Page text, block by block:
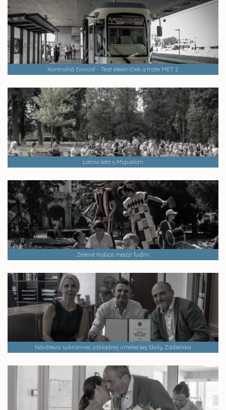
Kontrolná činnosť - Test električiek a trate MET 2
Latino leto s Miguelom
Zelené Košice medzi ľuďmi
Návšteva súkromnej základnej umeleckej školy Zádielska